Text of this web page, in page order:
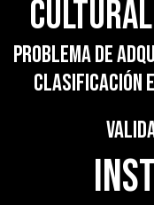
cultural
problema de
clasificación